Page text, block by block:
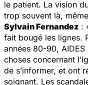
le patient. La vision
trop souvent là,
Sylvain Fernandez :
fait bougé les lignes.
années 80-90, AIDES
choses concernant
de s’informer, et ont
soignant. Les